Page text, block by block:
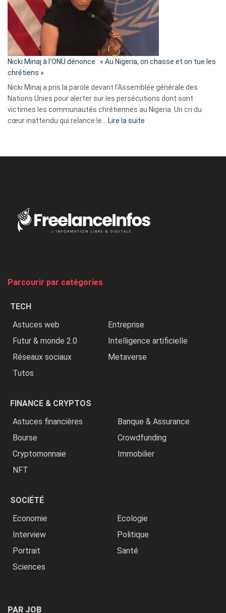
« Zemmour
a
tout
parle
ses
tripes »
Nicki Minaj à l’ONU dénonce : « Au Nigeria, on chasse et on tue les
chrétiens »
Nicki Minaj a pris la parole devant l’Assemblée générale des
Nations Unies pour alerter sur les persécutions dont sont
victimes les communautés chrétiennes au Nigeria. Un cri du
cœur inattendu qui relance le… Lire la suite
Nigeria,
Parcourir par catégories
TECH
Astuces web
Entreprise
Futur & monde 2.0
Intelligence artificielle
Réseaux sociaux
Metaverse
Tutos
FINANCE & CRYPTOS
Astuces financières
Banque & Assurance
Bourse
Crowdfunding
Cryptomonnaie
Immobilier
NFT
SOCIÉTÉ
Economie
Ecologie
Interview
Politique
Portrait
Santé
Sciences
PAR JOB